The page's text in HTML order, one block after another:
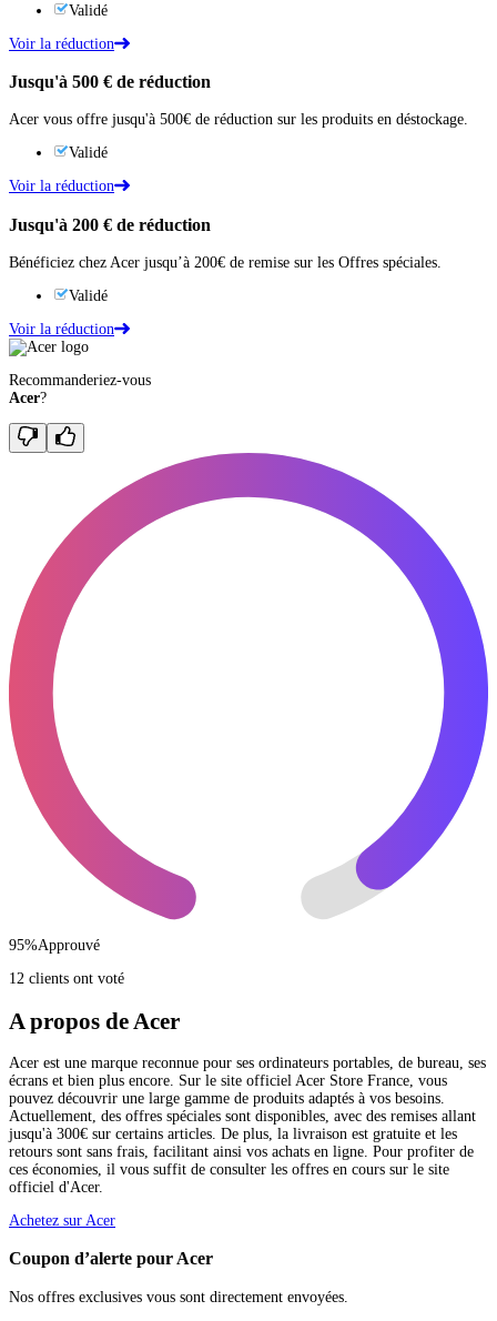
Validé
Voir la réduction
Jusqu'à 500 € de réduction
Acer vous offre jusqu'à 500€ de réduction sur les produits en déstockage.
Validé
Voir la réduction
Jusqu'à 200 € de réduction
Bénéficiez chez Acer jusqu’à 200€ de remise sur les Offres spéciales.
Validé
Voir la réduction
Recommanderiez-vous
Acer?
95%Approuvé
12 clients ont voté
A propos de Acer
Acer est une marque reconnue pour ses ordinateurs portables, de bureau, ses
écrans et bien plus encore. Sur le site officiel Acer Store France, vous
pouvez découvrir une large gamme de produits adaptés à vos besoins.
Actuellement, des offres spéciales sont disponibles, avec des remises allant
jusqu'à 300€ sur certains articles. De plus, la livraison est gratuite et les
retours sont sans frais, facilitant ainsi vos achats en ligne. Pour profiter de
ces économies, il vous suffit de consulter les offres en cours sur le site
officiel d'Acer.
Achetez sur Acer
Coupon d’alerte pour Acer
Nos offres exclusives vous sont directement envoyées.